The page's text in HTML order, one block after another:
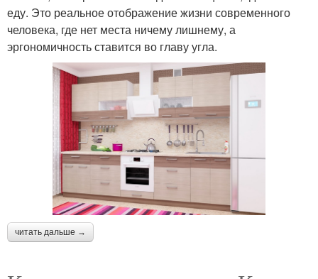
еду. Это реальное отображение жизни современного
человека, где нет места ничему лишнему, а
эргономичность ставится во главу угла.
читать дальше →